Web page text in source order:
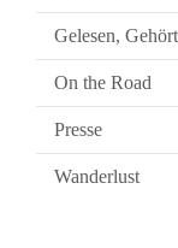
Gelesen,
On the Road
Presse
Wanderlust